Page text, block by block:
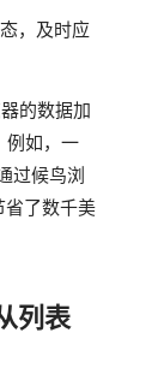
，及时应
的数据加
例如，一
过候鸟浏
省了数千美
列表